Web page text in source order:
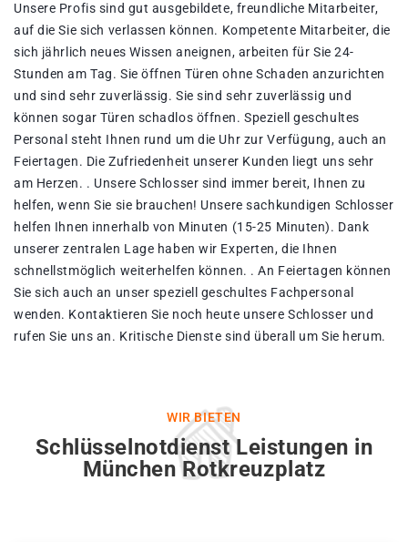
Unsere Profis sind gut ausgebildete, freundliche Mitarbeiter,
auf die Sie sich verlassen können. Kompetente Mitarbeiter, die
sich jährlich neues Wissen aneignen, arbeiten für Sie 24-
Stunden am Tag. Sie öffnen Türen ohne Schaden anzurichten
und sind sehr zuverlässig. Sie sind sehr zuverlässig und
können sogar Türen schadlos öffnen. Speziell geschultes
Personal steht Ihnen rund um die Uhr zur Verfügung, auch an
Feiertagen. Die Zufriedenheit unserer Kunden liegt uns sehr
am Herzen. . Unsere Schlosser sind immer bereit, Ihnen zu
helfen, wenn Sie sie brauchen! Unsere sachkundigen Schlosser
helfen Ihnen innerhalb von Minuten (15-25 Minuten). Dank
unserer zentralen Lage haben wir Experten, die Ihnen
schnellstmöglich weiterhelfen können. . An Feiertagen können
Sie sich auch an unser speziell geschultes Fachpersonal
wenden. Kontaktieren Sie noch heute unsere Schlosser und
rufen Sie uns an. Kritische Dienste sind überall um Sie herum.
WIR BIETEN
Schlüsselnotdienst Leistungen in
München Rotkreuzplatz